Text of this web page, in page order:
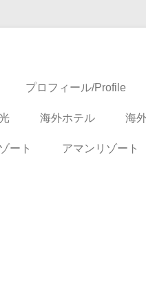
プロフィール/Profile
海外ホテル 海
ート アマンリゾート